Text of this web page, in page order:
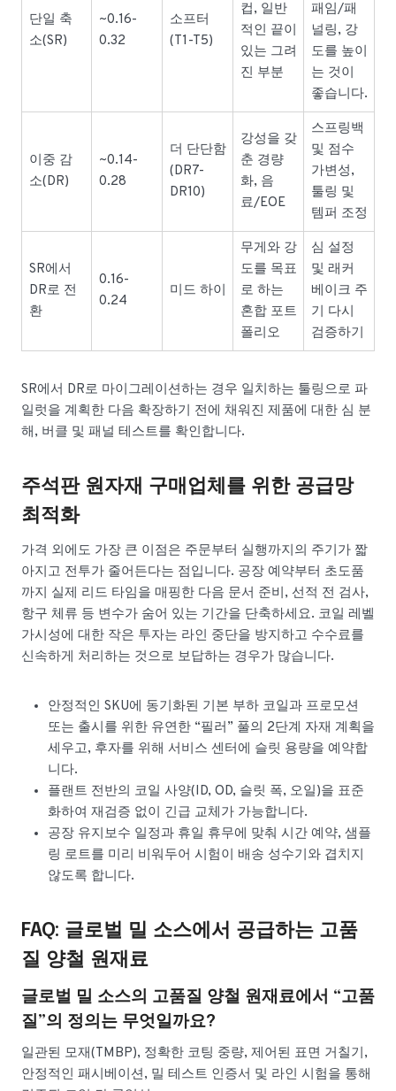
단일 축
소(SR)
~0.16-
0.32
소프터
(T1-T5)
컵, 일반
적인 끝이
있는 그려
진 부분
패임/패
널링, 강
도를 높이
는 것이
좋습니다.
이중 감
소(DR)
~0.14-
0.28
더 단단함
(DR7-
DR10)
강성을 갖
춘 경량
화, 음
료/EOE
스프링백
및 점수
가변성,
툴링 및
템퍼 조정
SR에서
DR로 전
환
0.16-
0.24
미드 하이
무게와 강
도를 목표
로 하는
혼합 포트
폴리오
심 설정
및 래커
베이크 주
기 다시
검증하기
SR에서 DR로 마이그레이션하는 경우 일치하는 툴링으로 파
일럿을 계획한 다음 확장하기 전에 채워진 제품에 대한 심 분
해, 버클 및 패널 테스트를 확인합니다.
주석판 원자재 구매업체를 위한 공급망
최적화
가격 외에도 가장 큰 이점은 주문부터 실행까지의 주기가 짧
아지고 전투가 줄어든다는 점입니다. 공장 예약부터 초도품
까지 실제 리드 타임을 매핑한 다음 문서 준비, 선적 전 검사,
항구 체류 등 변수가 숨어 있는 기간을 단축하세요. 코일 레벨
가시성에 대한 작은 투자는 라인 중단을 방지하고 수수료를
신속하게 처리하는 것으로 보답하는 경우가 많습니다.
안정적인 SKU에 동기화된 기본 부하 코일과 프로모션
또는 출시를 위한 유연한 “필러” 풀의 2단계 자재 계획을
세우고, 후자를 위해 서비스 센터에 슬릿 용량을 예약합
니다.
플랜트 전반의 코일 사양(ID, OD, 슬릿 폭, 오일)을 표준
화하여 재검증 없이 긴급 교체가 가능합니다.
공장 유지보수 일정과 휴일 휴무에 맞춰 시간 예약, 샘플
링 로트를 미리 비워두어 시험이 배송 성수기와 겹치지
않도록 합니다.
FAQ: 글로벌 밀 소스에서 공급하는 고품
질 양철 원재료
글로벌 밀 소스의 고품질 양철 원재료에서 “고품
질”의 정의는 무엇일까요?
일관된 모재(TMBP), 정확한 코팅 중량, 제어된 표면 거칠기,
안정적인 패시베이션, 밀 테스트 인증서 및 라인 시험을 통해